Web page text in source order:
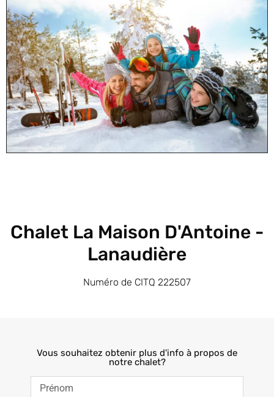
Chalet La Maison D'Antoine -
Lanaudière
Numéro de CITQ 222507
Vous souhaitez obtenir plus d'info à propos de
notre chalet?